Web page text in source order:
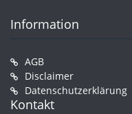
Information
AGB
Disclaimer
Datenschutzerklärung
Kontakt